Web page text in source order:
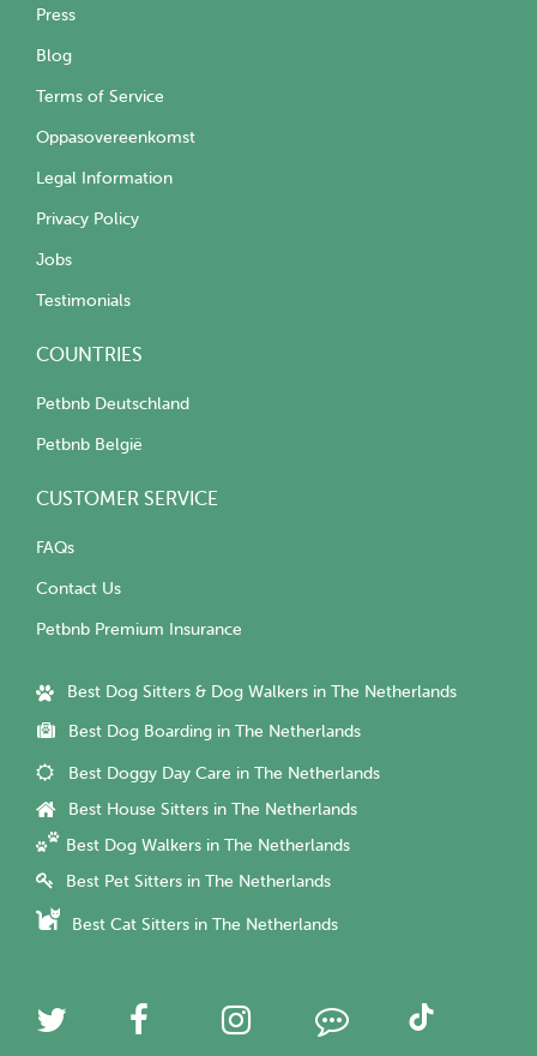
Press
Blog
Terms of Service
Oppasovereenkomst
Legal Information
Privacy Policy
Jobs
Testimonials
COUNTRIES
Petbnb Deutschland
Petbnb België
CUSTOMER SERVICE
FAQs
Contact Us
Petbnb Premium Insurance
Best Dog Sitters & Dog Walkers in The Netherlands
Best Dog Boarding in The Netherlands
Best Doggy Day Care in The Netherlands
Best House Sitters in The Netherlands
Best Dog Walkers in The Netherlands
Best Pet Sitters in The Netherlands
Best Cat Sitters in The Netherlands